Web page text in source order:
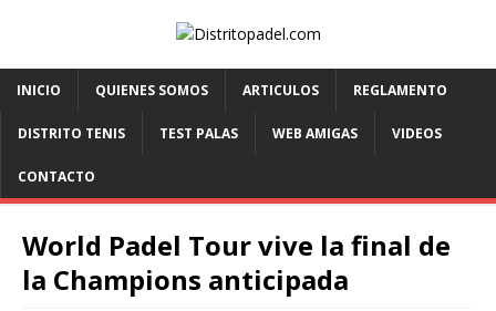
INICIO QUIENES SOMOS ARTICULOS REGLAMENTO
DISTRITO TENIS TEST PALAS WEB AMIGAS VIDEOS
CONTACTO
World Padel Tour vive la final de
la Champions anticipada